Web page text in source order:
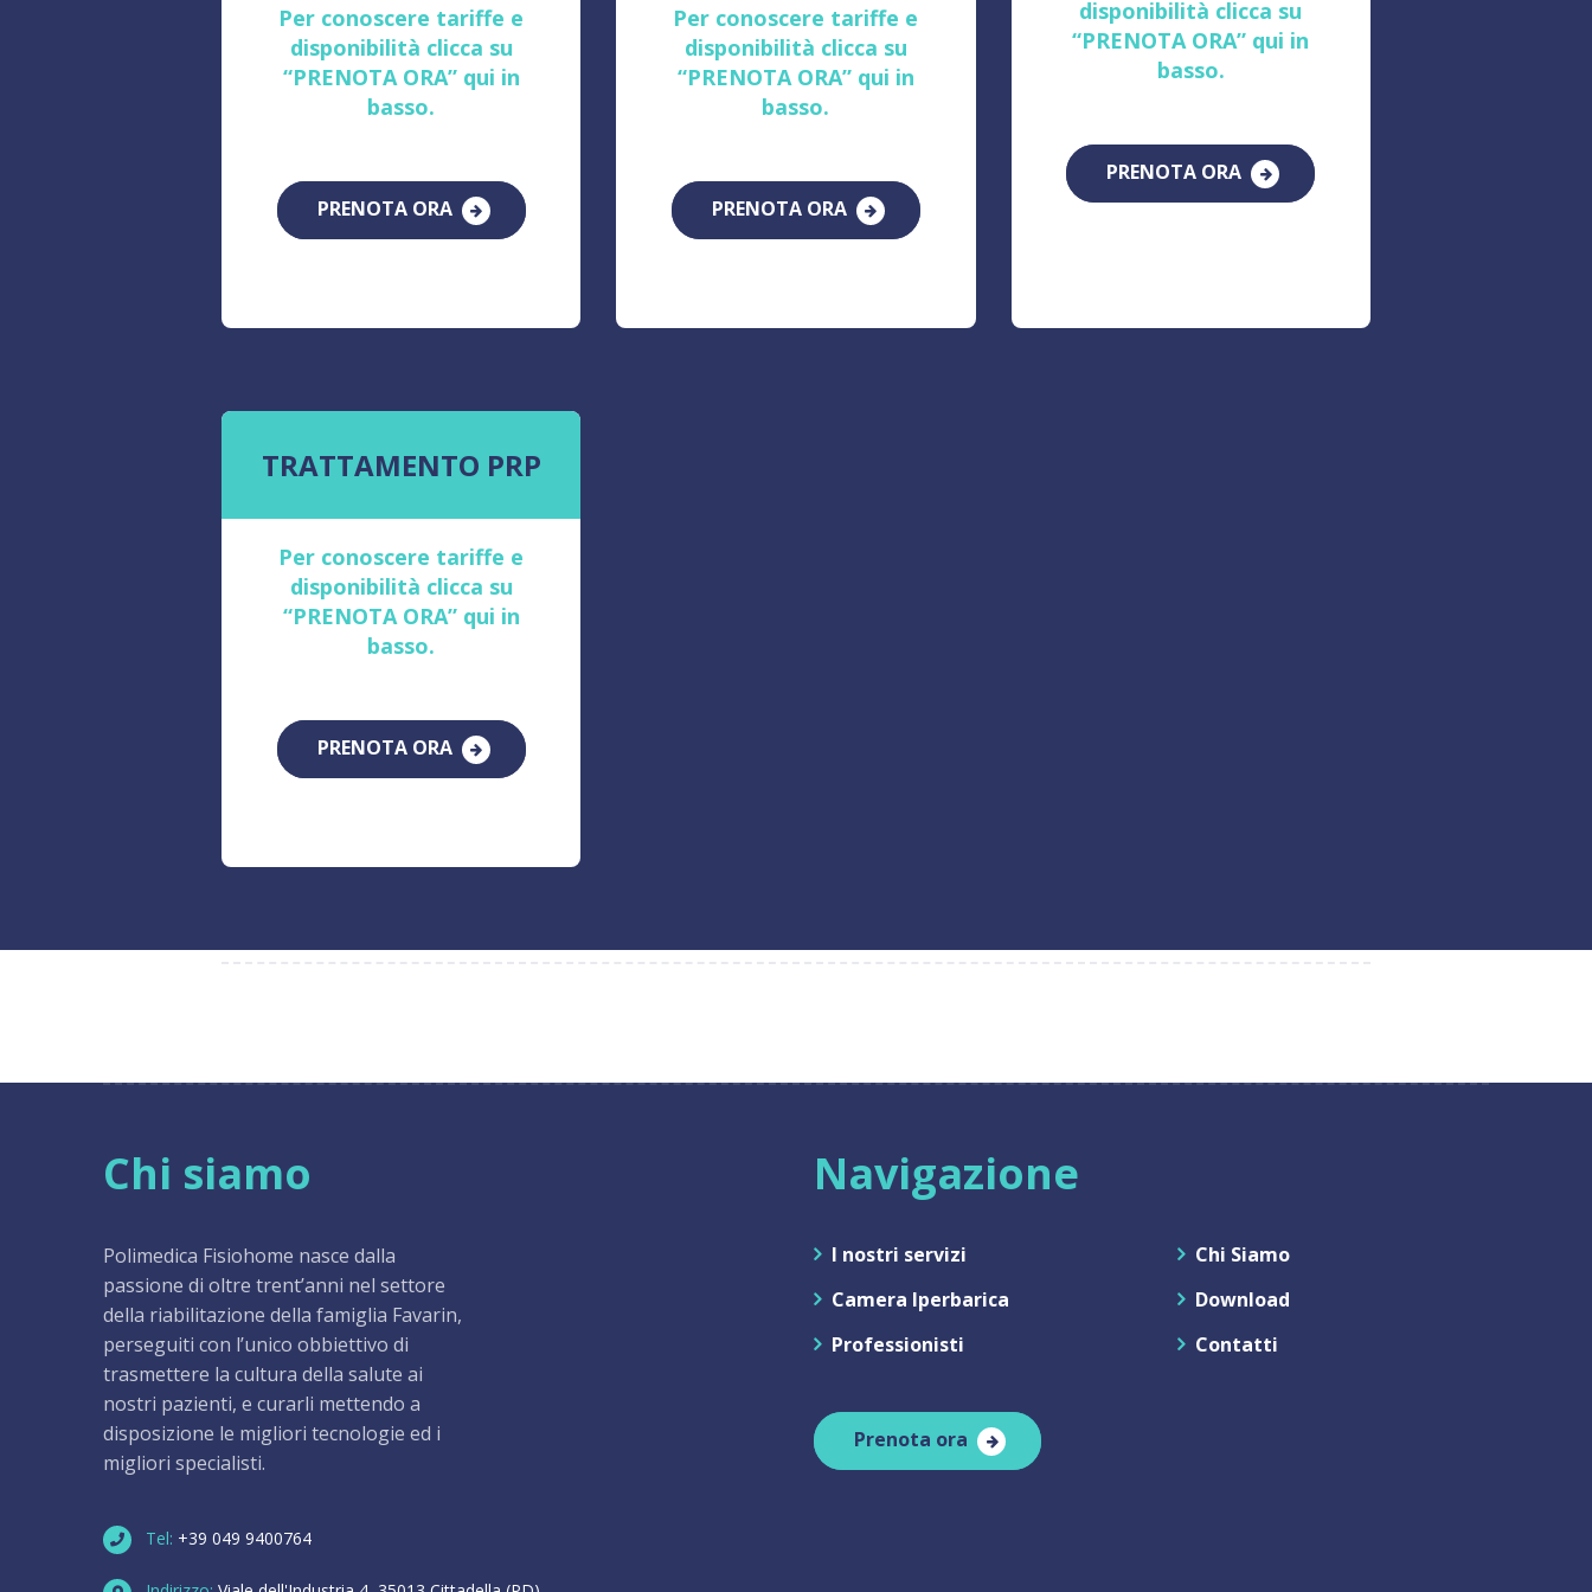
Per conoscere tariffe e
disponibilità clicca su
“PRENOTA ORA” qui in
basso.
PRENOTA ORA
Per conoscere tariffe e
disponibilità clicca su
“PRENOTA ORA” qui in
basso.
PRENOTA ORA
disponibilità clicca su
“PRENOTA ORA” qui in
basso.
PRENOTA ORA
TRATTAMENTO PRP
Per conoscere tariffe e
disponibilità clicca su
“PRENOTA ORA” qui in
basso.
PRENOTA ORA
Chi siamo
Polimedica Fisiohome nasce dalla
passione di oltre trent’anni nel settore
della riabilitazione della famiglia Favarin,
perseguiti con l’unico obbiettivo di
trasmettere la cultura della salute ai
nostri pazienti, e curarli mettendo a
disposizione le migliori tecnologie ed i
migliori specialisti.
Tel: +39 049 9400764
Navigazione
I nostri servizi
Camera Iperbarica
Professionisti
Chi Siamo
Download
Contatti
Prenota ora